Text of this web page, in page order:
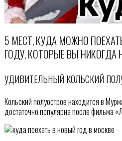
5 МЕСТ, КУДА МОЖНО
ГОДУ, КОТОРЫЕ ВЫ НИКОГДА
УДИВИТЕЛЬНЫЙ КОЛЬСКИЙ
Кольский полуостров находится в
достаточно популярна после фильма